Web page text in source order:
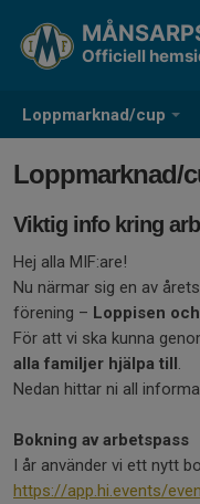
Loppmarknad/cup
Officiell
Loppmarknad/
Viktig info kring
Hej alla MIF:are!
Nu närmar sig en av
förening – Loppisen
För att vi ska kunna
alla familjer hjälpa till.
Nedan hittar ni all
Bokning av arbetspass
I år använder vi ett nytt
https://app.hi.events/